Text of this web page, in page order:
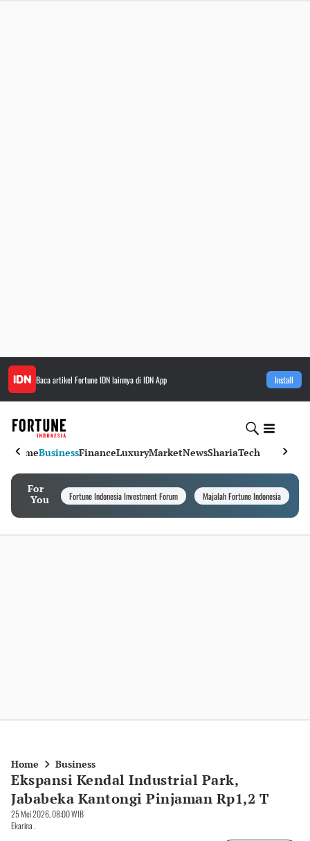
Baca artikel Fortune IDNlainnya di IDN App Install
HomeBusinessFinanceLuxuryMarketNewsShariaTech
For
You
Fortune Indonesia Investment Forum Majalah Fortune Indonesia
Home Business
Ekspansi Kendal Industrial Park,
Jababeka Kantongi Pinjaman Rp1,2 T
25 Mei 2026, 08:00 WIB
Ekarina .